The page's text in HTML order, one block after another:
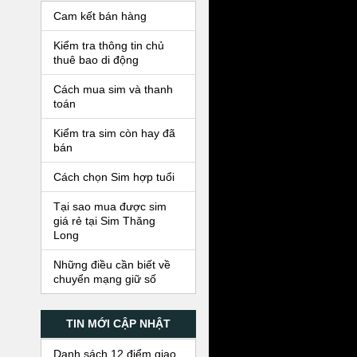
Cam kết bán hàng
Kiểm tra thông tin chủ
thuê bao di động
Cách mua sim và thanh
toán
Kiểm tra sim còn hay đã
bán
Cách chọn Sim hợp tuổi
Tại sao mua được sim
giá rẻ tại Sim Thăng
Long
Những điều cần biết về
chuyển mạng giữ số
TIN MỚI CẬP NHẬT
Danh sách 12 điểm giao